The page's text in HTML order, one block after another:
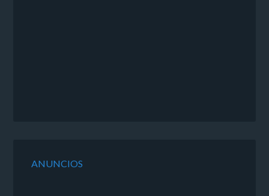
ANUNCIOS